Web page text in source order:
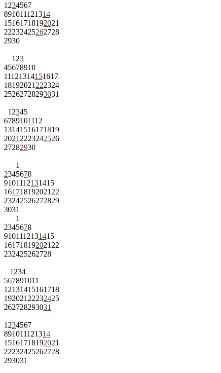
1 234567
891011121314
15161718192021
22232425262728
2930
1 23
45678910
11121314151617
18192021 222324
25262728293031
1 2345
6789101112
13141516171819
2021 2223242526
27282930
1
2345678
9101112131415
161718192021 22
23242526272829
3031
1
2345678
9101112131415
161718192021 22
232425262728
1 234
567891011
12131415161718
192021 22232425
262728293031
1 234567
891011121314
15161718192021
22232425262728
293031